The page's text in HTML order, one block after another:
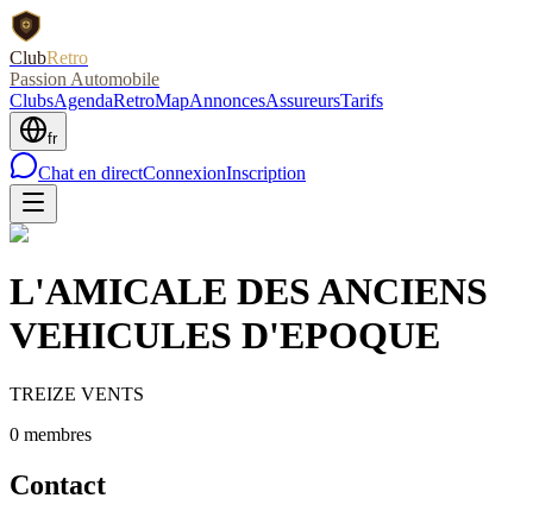
ClubRetro
Passion Automobile
ClubsAgendaRetroMapAnnoncesAssureursTarifs
fr
Chat en directConnexionInscription
L'AMICALE DES ANCIENS
VEHICULES D'EPOQUE
TREIZE VENTS
0 membres
Contact